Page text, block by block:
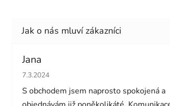
Jana
Hodnocení obchodu je 5 z 5 hvězdiček.
7.3.2024
S obchodem jsem naprosto spokojená a